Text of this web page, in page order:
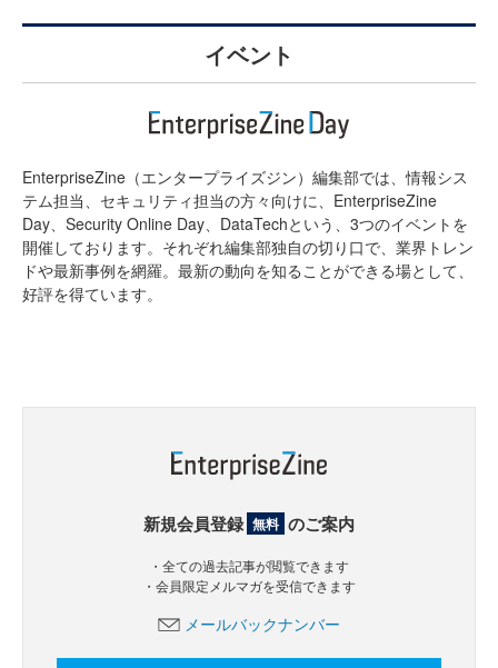
イベント
EnterpriseZine（エンタープライズジン）編集部では、情報シス
テム担当、セキュリティ担当の方々向けに、EnterpriseZine
Day、Security Online Day、DataTechという、3つのイベントを
開催しております。それぞれ編集部独自の切り口で、業界トレン
ドや最新事例を網羅。最新の動向を知ることができる場として、
好評を得ています。
新規会員登録 無料 のご案内
・全ての過去記事が閲覧できます
・会員限定メルマガを受信できます
メールバックナンバー